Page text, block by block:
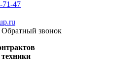
71-47
Обратный звонок
техники